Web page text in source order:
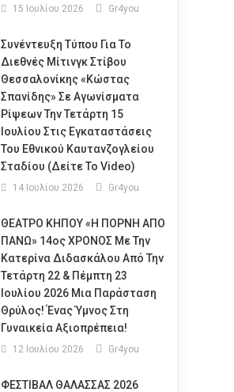
15 Ιουλίου 2026 Gr4you
Συνέντευξη Τύπου Για Το
Διεθνές Μίτινγκ Στίβου
Θεσσαλονίκης «Κώστας
Σπανίδης» Σε Αγωνίσματα
Ρίψεων Την Τετάρτη 15
Ιουλίου Στις Εγκαταστάσεις
Του Εθνικού Καυτανζογλείου
Σταδίου (Δείτε Το Video)
14 Ιουλίου 2026 Gr4you
ΘΕΑΤΡΟ ΚΗΠΟΥ «Η ΠΟΡΝΗ ΑΠΟ
ΠΑΝΩ» 14ος ΧΡΟΝΟΣ Με Την
Κατερίνα Διδασκάλου Από Την
Τετάρτη 22 & Πέμπτη 23
Ιουλίου 2026 Μια Παράσταση
Θρύλος! Ένας Ύμνος Στη
Γυναικεία Αξιοπρέπεια!
12 Ιουλίου 2026 Gr4you
ΦΕΣΤΙΒΑΛ ΘΑΛΑΣΣΑΣ 2026